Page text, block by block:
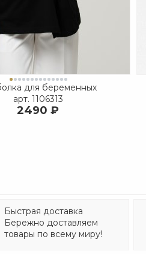
для беременных
арт. 1106313
2490 ₽
Быстрая доставка
Бережно доставляем
товары по всему миру!